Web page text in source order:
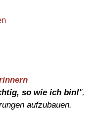
so wie ich bin!",
aufzubauen.